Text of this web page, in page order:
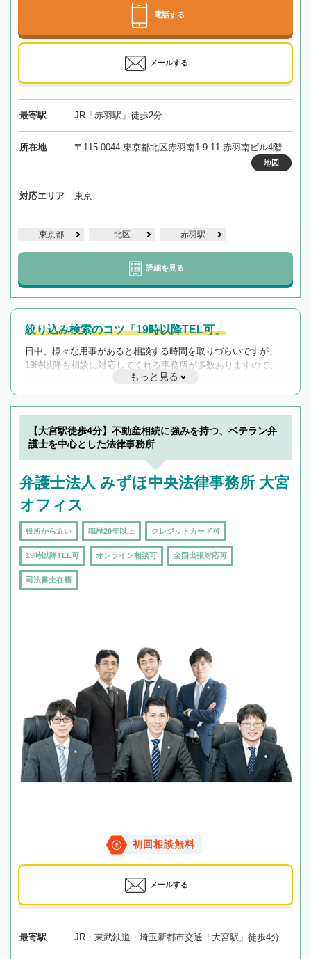
電話する
メールする
最寄駅 JR「赤羽駅」徒歩2分
所在地 〒115-0044 東京都北区赤羽南1-9-11 赤羽南ビル4階
地図
対応エリア 東京
東京都 北区 赤羽駅
詳細を見る
絞り込み検索のコツ「19時以降TEL可」
日中、様々な用事があると相談する時間を取りづらいですが、
19時以降も相談に対応してくれる事務所が多数ありますので、
遅い時間の相談が増えそうな場合はそのような事務所に絞り込
んで検索してみましょう。
19時以降TEL可の条件
を加えて再検索
もっと見る
【大宮駅徒歩4分】不動産相続に強みを持つ、ベテラン弁
護士を中心とした法律事務所
弁護士法人 みずほ中央法律事務所 大宮
オフィス
役所から近い 職歴20年以上 クレジットカード可
19時以降TEL可 オンライン相談可 全国出張対応可
司法書士在籍
初回相談無料
メールする
最寄駅 JR・東武鉄道・埼玉新都市交通「大宮駅」徒歩4分